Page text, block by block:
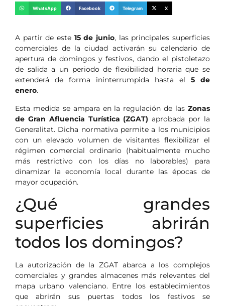
WhatsApp Facebook Telegram X
A partir de este 15 de junio, las principales superficies
comerciales de la ciudad activarán su calendario de
apertura de domingos y festivos, dando el pistoletazo
de salida a un periodo de flexibilidad horaria que se
extenderá de forma ininterrumpida hasta el 5 de
enero.
Esta medida se ampara en la regulación de las Zonas
de Gran Afluencia Turística (ZGAT) aprobada por la
Generalitat. Dicha normativa permite a los municipios
con un elevado volumen de visitantes flexibilizar el
régimen comercial ordinario (habitualmente mucho
más restrictivo con los días no laborables) para
dinamizar la economía local durante las épocas de
mayor ocupación.
¿Qué grandes
superficies abrirán
todos los domingos?
La autorización de la ZGAT abarca a los complejos
comerciales y grandes almacenes más relevantes del
mapa urbano valenciano. Entre los establecimientos
que abrirán sus puertas todos los festivos se